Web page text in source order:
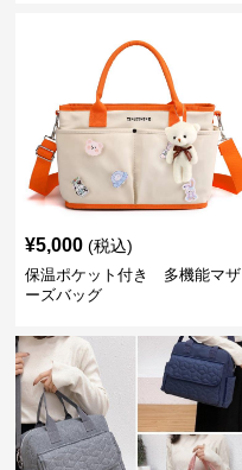
¥5,000 (税込)
保温ポケット付き 多機能マザ
ーズバッグ